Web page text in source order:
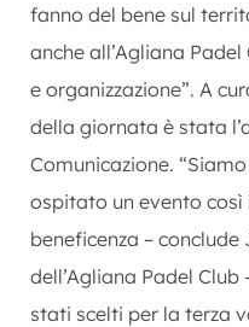
fanno del bene sul
anche all’Agliana
e organizzazione”. A
della giornata è stata
Comunicazione.
ospitato un evento
beneficenza –
dell’Agliana Padel
stati scelti per la terza